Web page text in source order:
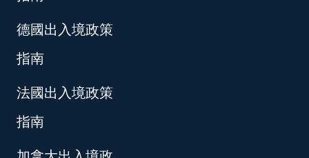
德國出入境政策
指南
法國出入境政策
指南